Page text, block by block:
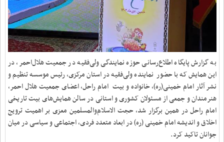
به گزارش پایگاه اطلاع‌رسانی حوزه نمایندگی ولی‌فقیه در جمعیت هلال‌احمر، در
این همایش که با حضور نماینده ولی‌فقیه در استان مرکزی، رئیس موسسه تنظیم و
نشر آثار امام خمینی(ره)، خانواده و بیت امام راحل، اعضای جمعیت هلال احمر،
هنرمندان و جمعی از مسئولان کشوری و استانی در سالن همایش‌های بیت تاریخی
امام راحل در همین برگزار شد، حجت الاسلام‌والمسلمین معزی بر اهمیت ترویج
اخلاق و اندیشه امام خمینی (ره) در ابعاد متعدد فردی، اجتماعی و سیاسی در میان
جوانان تاکید کرد.